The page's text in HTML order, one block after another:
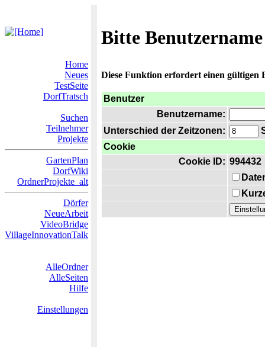
Bitte
Home
Neues
TestSeite
DorfTratsch
Suchen
Teilnehmer
Projekte
GartenPlan
DorfWiki
OrdnerProjekte_alt
Dörfer
NeueArbeit
VideoBridge
VillageInnovationTalk
AlleOrdner
AlleSeiten
Hilfe
Einstellungen
Diese Funktion erfordert einen gültigen
Benutzer
Benutzername:
Unterschied der Zeitzonen:
Cookie
Cookie ID: 994432